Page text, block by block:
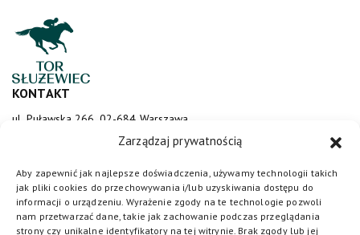
Zarządzaj prywatnością
Aby zapewnić jak najlepsze doświadczenia, używamy technologii takich
jak pliki cookies do przechowywania i/lub uzyskiwania dostępu do
informacji o urządzeniu. Wyrażenie zgody na te technologie pozwoli
nam przetwarzać dane, takie jak zachowanie podczas przeglądania
strony czy unikalne identyfikatory na tej witrynie. Brak zgody lub jej
KONTAKT
ul. Puławska 266, 02-684 Warszawa
sluzewiec@totalizator.pl
KONTAKT DLA MEDIÓW
media@torsluzewiec.pl